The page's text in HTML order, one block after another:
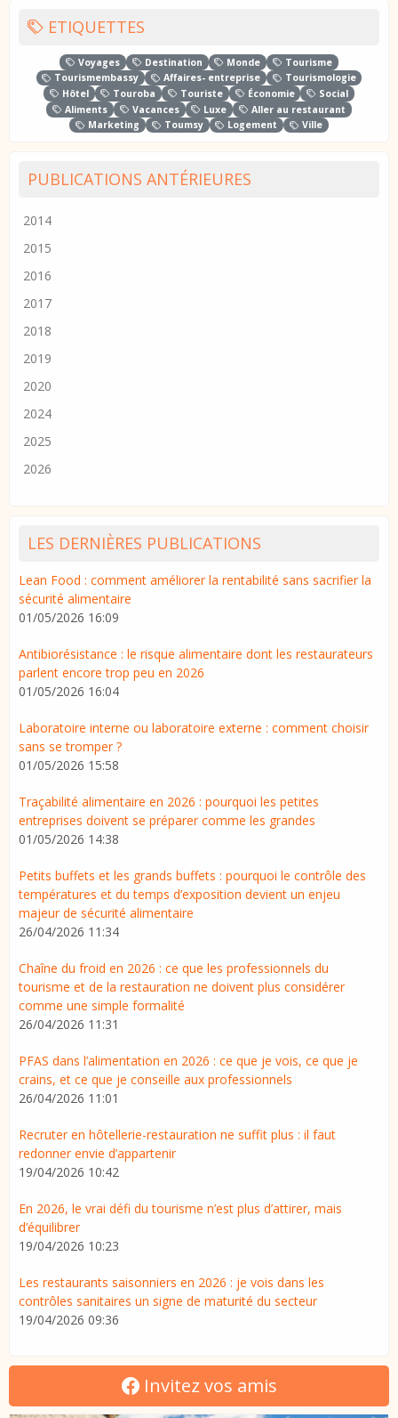
ETIQUETTES
Voyages Destination Monde
Tourisme
Tourismembassy
Affaires- entreprise
Tourismologie
Hôtel
Touroba Touriste Économie
Social
Aliments
Vacances Luxe
Aller au restaurant
Marketing
Toumsy Logement Ville
PUBLICATIONS ANTÉRIEURES
2014
2015
2016
2017
2018
2019
2020
2024
2025
2026
LES DERNIÈRES PUBLICATIONS
Lean Food : comment améliorer la rentabilité sans sacrifier la
sécurité alimentaire
01/05/2026 16:09
Antibiorésistance : le risque alimentaire dont les restaurateurs
parlent encore trop peu en 2026
01/05/2026 16:04
Laboratoire interne ou laboratoire externe : comment choisir
sans se tromper ?
01/05/2026 15:58
Traçabilité alimentaire en 2026 : pourquoi les petites
entreprises doivent se préparer comme les grandes
01/05/2026 14:38
Petits buffets et les grands buffets : pourquoi le contrôle des
températures et du temps d’exposition devient un enjeu
majeur de sécurité alimentaire
26/04/2026 11:34
Chaîne du froid en 2026 : ce que les professionnels du
tourisme et de la restauration ne doivent plus considérer
comme une simple formalité
26/04/2026 11:31
PFAS dans l’alimentation en 2026 : ce que je vois, ce que je
crains, et ce que je conseille aux professionnels
26/04/2026 11:01
Recruter en hôtellerie-restauration ne suffit plus : il faut
redonner envie d’appartenir
19/04/2026 10:42
En 2026, le vrai défi du tourisme n’est plus d’attirer, mais
d’équilibrer
19/04/2026 10:23
Les restaurants saisonniers en 2026 : je vois dans les
contrôles sanitaires un signe de maturité du secteur
19/04/2026 09:36
Invitez vos amis